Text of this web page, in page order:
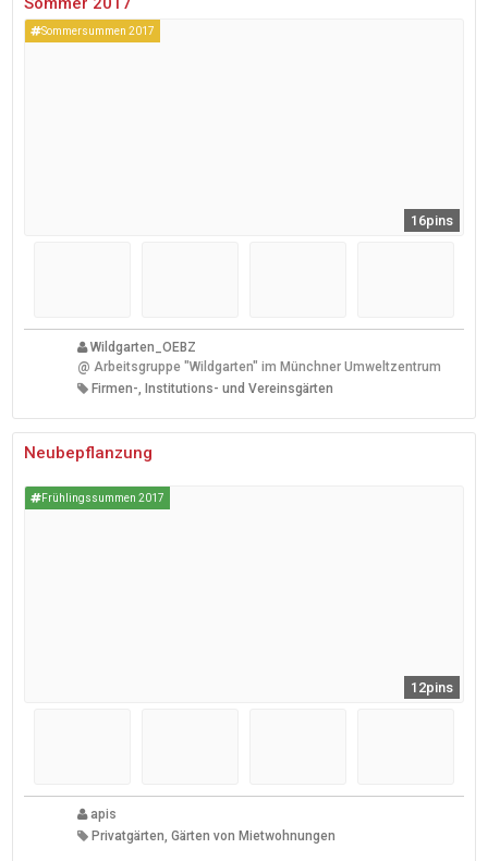
Sommersummen 2017
16pins
Wildgarten_OEBZ
@ Arbeitsgruppe "Wildgarten" im Münchner Umweltzentrum
Firmen-, Institutions- und Vereinsgärten
Neubepflanzung
Frühlingssummen 2017
12pins
apis
Privatgärten, Gärten von Mietwohnungen